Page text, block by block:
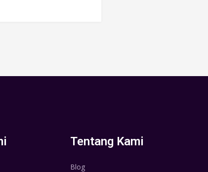
Tentang Kami
Blog